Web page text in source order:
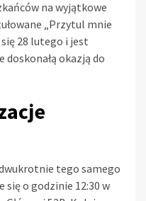
na wyjątkowe
„Przytul mnie
28 lutego i jest
doskonałą okazją do
tego samego
się o godzinie 12:30 w